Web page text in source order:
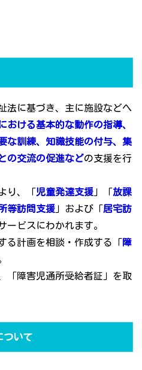
法に基づき、主に施設などへ
おける基本的な動作の指導、
な訓練、知識技能の付与、集
の交流の促進などの支援を行
り、「児童発達支援 」「放課
等訪問支援 」および「居宅訪
ービスにわかれます。
る計画を相談・作成する「障
「障害児通所受給者証」を取
ついて